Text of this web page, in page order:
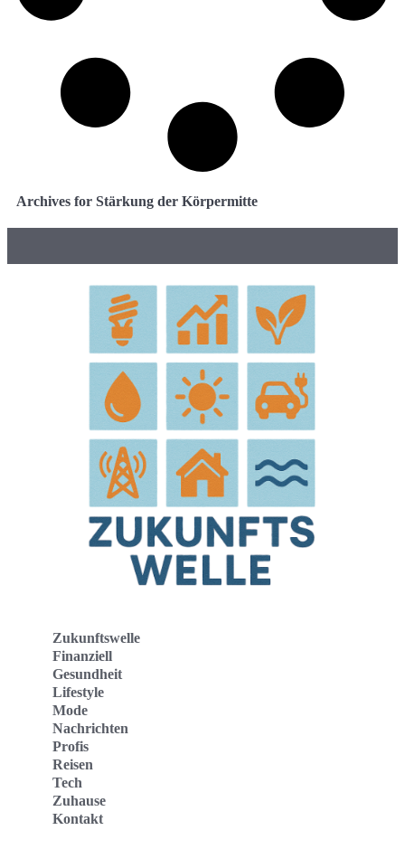
Archives for Stärkung der Körpermitte
Zukunftswelle
Finanziell
Gesundheit
Lifestyle
Mode
Nachrichten
Profis
Reisen
Tech
Zuhause
Kontakt